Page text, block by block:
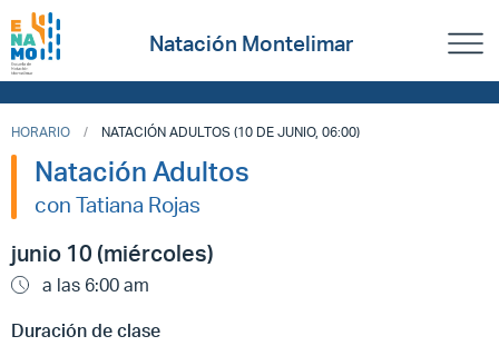
Natación Montelimar
HORARIO NATACIÓN ADULTOS (10 DE JUNIO, 06:00)
Natación Adultos
con Tatiana Rojas
junio 10 (miércoles)
a las 6:00 am
Duración de clase